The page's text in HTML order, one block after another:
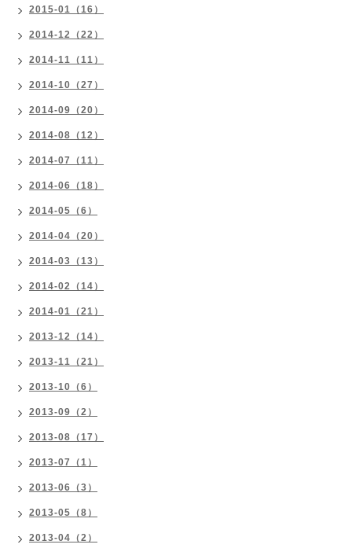
2015-01（16）
2014-12（22）
2014-11（11）
2014-10（27）
2014-09（20）
2014-08（12）
2014-07（11）
2014-06（18）
2014-05（6）
2014-04（20）
2014-03（13）
2014-02（14）
2014-01（21）
2013-12（14）
2013-11（21）
2013-10（6）
2013-09（2）
2013-08（17）
2013-07（1）
2013-06（3）
2013-05（8）
2013-04（2）